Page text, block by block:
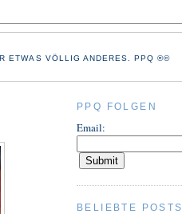
ETWAS VÖLLIG ANDERES. PPQ ®©
PPQ FOLGEN
Email:
BELIEBTE POSTS